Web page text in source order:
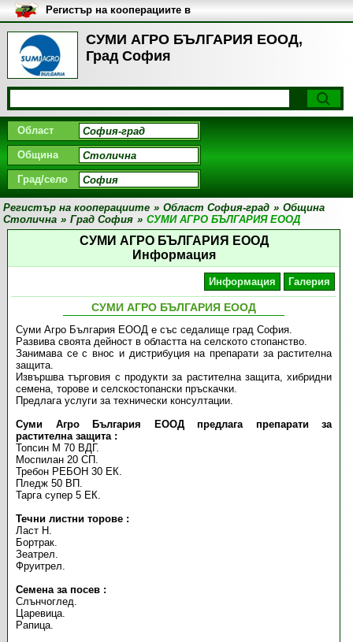
СУМИ АГРО БЪЛГАРИЯ EООД,
Град София
Регистър на кооперациите в
България
Област
Община
Град/село
Регистър на кооперациите » Област София-град » Община
Столична » Град София » СУМИ АГРО БЪЛГАРИЯ EООД
СУМИ АГРО БЪЛГАРИЯ EООД
Информация
Информация Галерия
СУМИ АГРО БЪЛГАРИЯ EООД
Суми Агро България ЕООД е със седалище град София.
Развива своята дейност в областта на селското стопанство.
Занимава се с внос и дистрибуция на препарати за растителна
защита.
Извършва търговия с продукти за растителна защита, хибридни
семена, торове и селскостопански пръскачки.
Предлага услуги за технически консултации.
Суми Агро България ЕООД предлага препарати за
растителна защита :
Топсин М 70 ВДГ.
Моспилан 20 СП.
Требон РЕБОН 30 ЕК.
Пледж 50 ВП.
Тарга супер 5 ЕК.
Течни листни торове :
Ласт Н.
Бортрак.
Зеатрел.
Фруитрел.
Семена за посев :
Слънчоглед.
Царевица.
Рапица.